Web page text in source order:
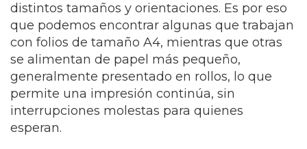
distintos tamaños y orientaciones. Es por eso
que podemos encontrar algunas que trabajan
con folios de tamaño A4, mientras que otras
se alimentan de papel más pequeño,
generalmente presentado en rollos, lo que
permite una impresión continúa, sin
interrupciones molestas para quienes
esperan.